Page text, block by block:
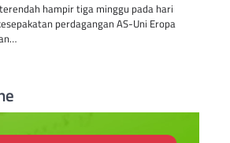
hampir tiga minggu pada hari
perdagangan AS-Uni Eropa